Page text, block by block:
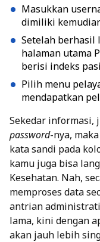
Masukkan
dimiliki
Setelah berhasil
halaman utama
berisi indeks
Pilih menu
mendapatkan
Sekedar informasi,
password-nya,
kata sandi pada
kamu juga bisa
Kesehatan. Nah,
memproses data
antrian
lama, kini dengan
akan jauh lebih